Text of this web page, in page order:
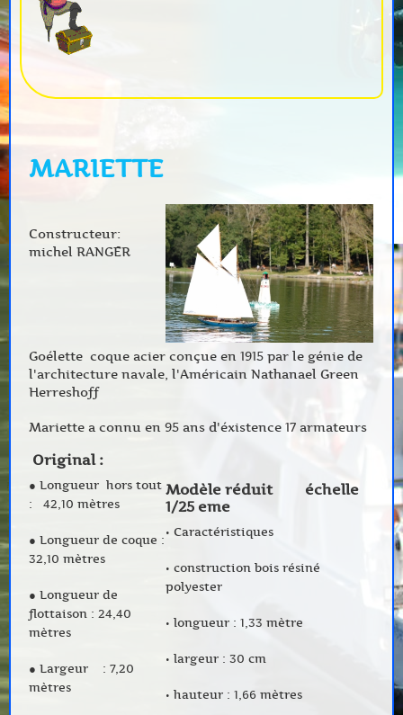
MARIETTE
Constructeur:
michel RANGER
Goélette coque acier conçue en 1915 par le génie de
l'architecture navale, l'Américain Nathanael Green
Herreshoff
Mariette a connu en 95 ans d'éxistence 17 armateurs
Original :
● Longueur hors tout
: 42,10 mètres
● Longueur de coque :
32,10 mètres
● Longueur de
flottaison : 24,40
mètres
● Largeur : 7,20
mètres
Modèle réduit échelle
1/25 eme
• Caractéristiques
• construction bois résiné
polyester
• longueur : 1,33 mètre
• largeur : 30 cm
• hauteur : 1,66 mètres